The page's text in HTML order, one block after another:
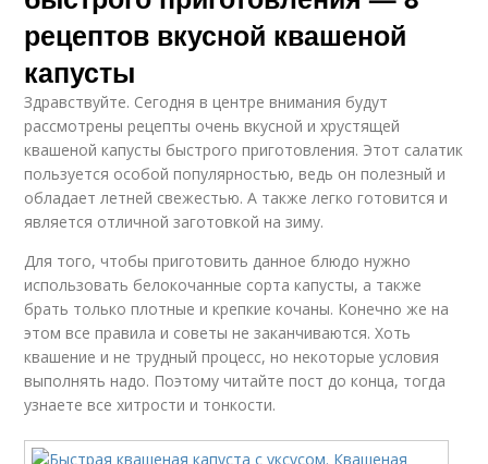
рецептов вкусной квашеной
капусты
Здравствуйте. Сегодня в центре внимания будут
рассмотрены рецепты очень вкусной и хрустящей
квашеной капусты быстрого приготовления. Этот салатик
пользуется особой популярностью, ведь он полезный и
обладает летней свежестью. А также легко готовится и
является отличной заготовкой на зиму.
Для того, чтобы приготовить данное блюдо нужно
использовать белокочанные сорта капусты, а также
брать только плотные и крепкие кочаны. Конечно же на
этом все правила и советы не заканчиваются. Хоть
квашение и не трудный процесс, но некоторые условия
выполнять надо. Поэтому читайте пост до конца, тогда
узнаете все хитрости и тонкости.